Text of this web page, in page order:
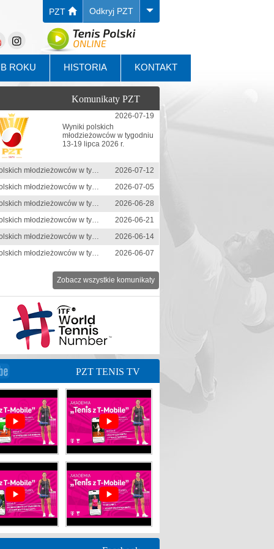
PZT Odkryj PZT
ROKU HISTORIA KONTAKT
Komunikaty PZT
2026-07-19
Wyniki polskich
młodzieżowców w tygodniu
13-19 lipca 2026 r.
Wyniki polskich młodzieżowców w tygodniu 6-12 lipca 2026 r.
2026-07-12
Wyniki polskich młodzieżowców w tygodniu 29 czerwca-5 lipca 2026 r.
2026-07-05
Wyniki polskich młodzieżowców w tygodniu 22-28 czerwca 2026 r.
2026-06-28
Wyniki polskich młodzieżowców w tygodniu 15-21 czerwca 2026 r.
2026-06-21
Wyniki polskich młodzieżowców w tygodniu 8-14 czerwca 2026 r.
2026-06-14
Wyniki polskich młodzieżowców w tygodniu 1-7 czerwca 2026 r.
2026-06-07
Zobacz wszystkie komunikaty
PZT TENIS TV